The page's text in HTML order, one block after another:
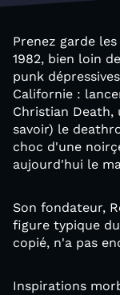
Prenez garde
1982, bien loin
punk
Californie :
Christian Death,
savoir) le
choc d'une
aujourd'hui le
Son fondateur,
figure typique
copié, n'a pas
Inspirations